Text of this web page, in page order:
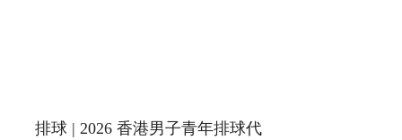
排球 | 2026 香港男子青年排球代